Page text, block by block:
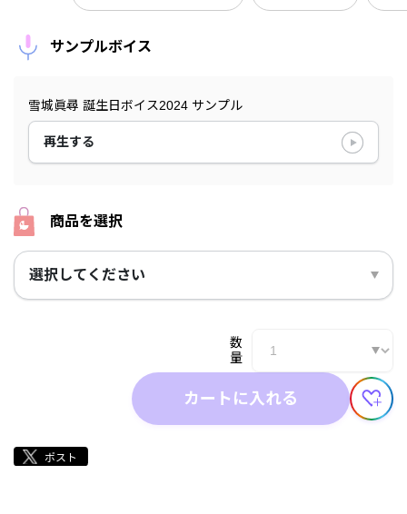
サンプルボイス
雪城眞尋 誕生日ボイス2024 サンプル
再生する
商品を選択
選択してください
数
量
カートに入れる